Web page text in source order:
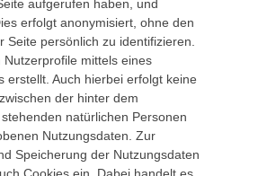
aufgerufen haben, und
erfolgt anonymisiert, ohne den
Seite persönlich zu identifizieren.
Nutzerprofile mittels eines
erstellt. Auch hierbei erfolgt keine
der hinter dem
natürlichen Personen
Nutzungsdaten. Zur
Speicherung der Nutzungsdaten